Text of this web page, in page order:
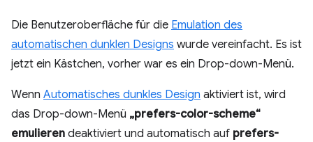
Die Benutzeroberfläche für die Emulation des
automatischen dunklen Designs wurde vereinfacht. Es ist
jetzt ein Kästchen, vorher war es ein Drop-down-Menü.
Wenn Automatisches dunkles Design aktiviert ist, wird
das Drop-down-Menü „prefers-color-scheme“
emulieren deaktiviert und automatisch auf prefers-